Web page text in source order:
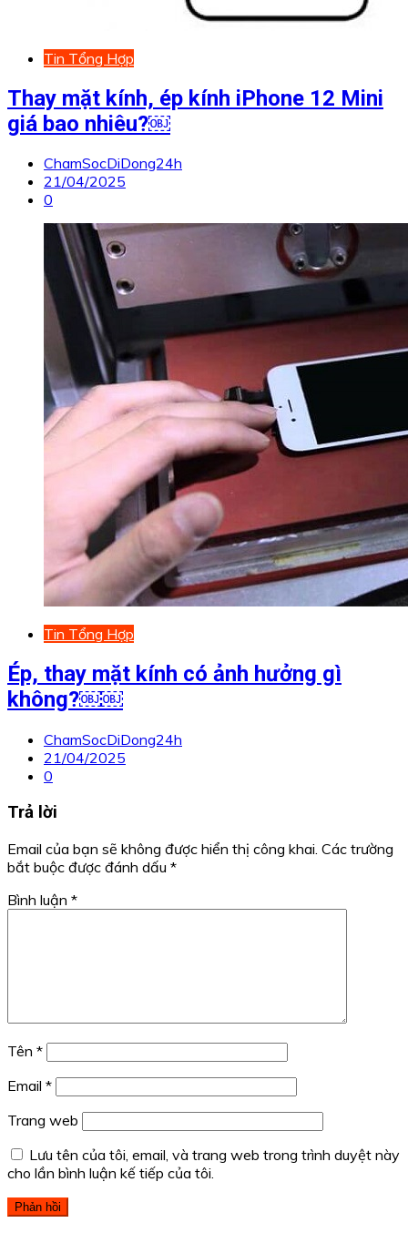
Tin Tổng Hợp
Thay mặt kính, ép kính iPhone 12 Mini
giá bao nhiêu?￼
ChamSocDiDong24h
21/04/2025
0
Tin Tổng Hợp
Ép, thay mặt kính có ảnh hưởng gì
không?￼￼
ChamSocDiDong24h
21/04/2025
0
Trả lời
Email của bạn sẽ không được hiển thị công khai. Các trường
bắt buộc được đánh dấu *
Bình luận *
Tên *
Email *
Trang web
Lưu tên của tôi, email, và trang web trong trình duyệt này
cho lần bình luận kế tiếp của tôi.